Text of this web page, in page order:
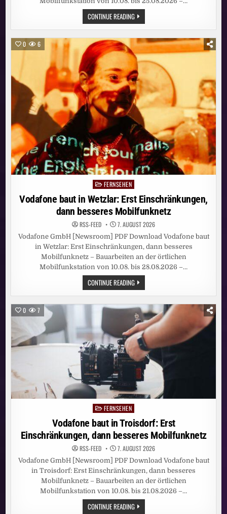
CONTINUE READINGVODAFONE
BAUT
IN
ERST
EINSCHRÄNKUNGEN,
DANN
BESSERES
MOBILFUNKNETZ
0 6
Posted
in
FERNSEHEN
Vodafone baut in Wetzlar: Erst Einschränkungen,
dann besseres Mobilfunknetz
RSS-FEED 7. AUGUST 2026
Vodafone GmbH [Newsroom] PDF Download Vodafone baut
in Wetzlar: Erst Einschränkungen, dann besseres
Mobilfunknetz – Bauarbeiten an der örtlichen
Mobilfunkstation von 10.08. bis 28.08.2026 –…
CONTINUE READINGVODAFONE
BAUT
IN
ERST
EINSCHRÄNKUNGEN,
DANN
BESSERES
MOBILFUNKNETZ
0 7
Posted
in
FERNSEHEN
Vodafone baut in Troisdorf: Erst
Einschränkungen, dann besseres Mobilfunknetz
RSS-FEED 7. AUGUST 2026
Vodafone GmbH [Newsroom] PDF Download Vodafone baut
in Troisdorf: Erst Einschränkungen, dann besseres
Mobilfunknetz – Bauarbeiten an der örtlichen
Mobilfunkstation von 10.08. bis 21.08.2026 –…
CONTINUE READINGVODAFONE